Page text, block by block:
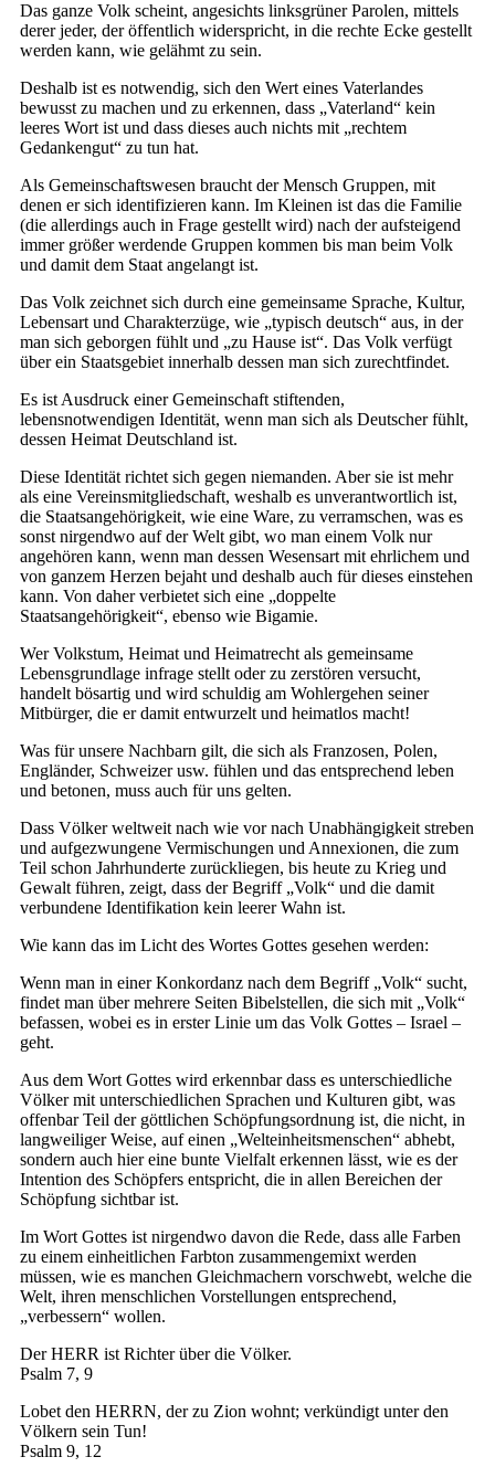
Das ganze Volk scheint, angesichts linksgrüner Parolen, mittels
derer jeder, der öffentlich widerspricht, in die rechte Ecke gestellt
werden kann, wie gelähmt zu sein.
Deshalb ist es notwendig, sich den Wert eines Vaterlandes
bewusst zu machen und zu erkennen, dass „Vaterland“ kein
leeres Wort ist und dass dieses auch nichts mit „rechtem
Gedankengut“ zu tun hat.
Als Gemeinschaftswesen braucht der Mensch Gruppen, mit
denen er sich identifizieren kann. Im Kleinen ist das die Familie
(die allerdings auch in Frage gestellt wird) nach der aufsteigend
immer größer werdende Gruppen kommen bis man beim Volk
und damit dem Staat angelangt ist.
Das Volk zeichnet sich durch eine gemeinsame Sprache, Kultur,
Lebensart und Charakterzüge, wie „typisch deutsch“ aus, in der
man sich geborgen fühlt und „zu Hause ist“. Das Volk verfügt
über ein Staatsgebiet innerhalb dessen man sich zurechtfindet.
Es ist Ausdruck einer Gemeinschaft stiftenden,
lebensnotwendigen Identität, wenn man sich als Deutscher fühlt,
dessen Heimat Deutschland ist.
Diese Identität richtet sich gegen niemanden. Aber sie ist mehr
als eine Vereinsmitgliedschaft, weshalb es unverantwortlich ist,
die Staatsangehörigkeit, wie eine Ware, zu verramschen, was es
sonst nirgendwo auf der Welt gibt, wo man einem Volk nur
angehören kann, wenn man dessen Wesensart mit ehrlichem und
von ganzem Herzen bejaht und deshalb auch für dieses einstehen
kann. Von daher verbietet sich eine „doppelte
Staatsangehörigkeit“, ebenso wie Bigamie.
Wer Volkstum, Heimat und Heimatrecht als gemeinsame
Lebensgrundlage infrage stellt oder zu zerstören versucht,
handelt bösartig und wird schuldig am Wohlergehen seiner
Mitbürger, die er damit entwurzelt und heimatlos macht!
Was für unsere Nachbarn gilt, die sich als Franzosen, Polen,
Engländer, Schweizer usw. fühlen und das entsprechend leben
und betonen, muss auch für uns gelten.
Dass Völker weltweit nach wie vor nach Unabhängigkeit streben
und aufgezwungene Vermischungen und Annexionen, die zum
Teil schon Jahrhunderte zurückliegen, bis heute zu Krieg und
Gewalt führen, zeigt, dass der Begriff „Volk“ und die damit
verbundene Identifikation kein leerer Wahn ist.
Wie kann das im Licht des Wortes Gottes gesehen werden:
Wenn man in einer Konkordanz nach dem Begriff „Volk“ sucht,
findet man über mehrere Seiten Bibelstellen, die sich mit „Volk“
befassen, wobei es in erster Linie um das Volk Gottes – Israel –
geht.
Aus dem Wort Gottes wird erkennbar dass es unterschiedliche
Völker mit unterschiedlichen Sprachen und Kulturen gibt, was
offenbar Teil der göttlichen Schöpfungsordnung ist, die nicht, in
langweiliger Weise, auf einen „Welteinheitsmenschen“ abhebt,
sondern auch hier eine bunte Vielfalt erkennen lässt, wie es der
Intention des Schöpfers entspricht, die in allen Bereichen der
Schöpfung sichtbar ist.
Im Wort Gottes ist nirgendwo davon die Rede, dass alle Farben
zu einem einheitlichen Farbton zusammengemixt werden
müssen, wie es manchen Gleichmachern vorschwebt, welche die
Welt, ihren menschlichen Vorstellungen entsprechend,
„verbessern“ wollen.
Der HERR ist Richter über die Völker.
Psalm 7, 9
Lobet den HERRN, der zu Zion wohnt; verkündigt unter den
Völkern sein Tun!
Psalm 9, 12